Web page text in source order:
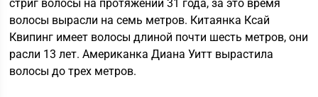
стриг волосы на протяжении 31 года, за это время
волосы вырасли на семь метров. Китаянка Ксай
Квипинг имеет волосы длиной почти шесть метров, они
расли 13 лет. Американка Диана Уитт вырастила
волосы до трех метров.